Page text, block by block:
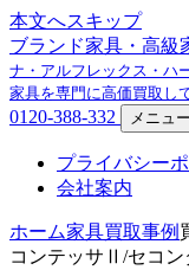
本文へスキップ
ブランド家具・高級
ナ・アルフレックス・ハ
家具を専門に高価買取し
0120-388-332 メニュ
プライバシー
会社案内
ホーム家具買取事例
コンテッサⅡ/セコン